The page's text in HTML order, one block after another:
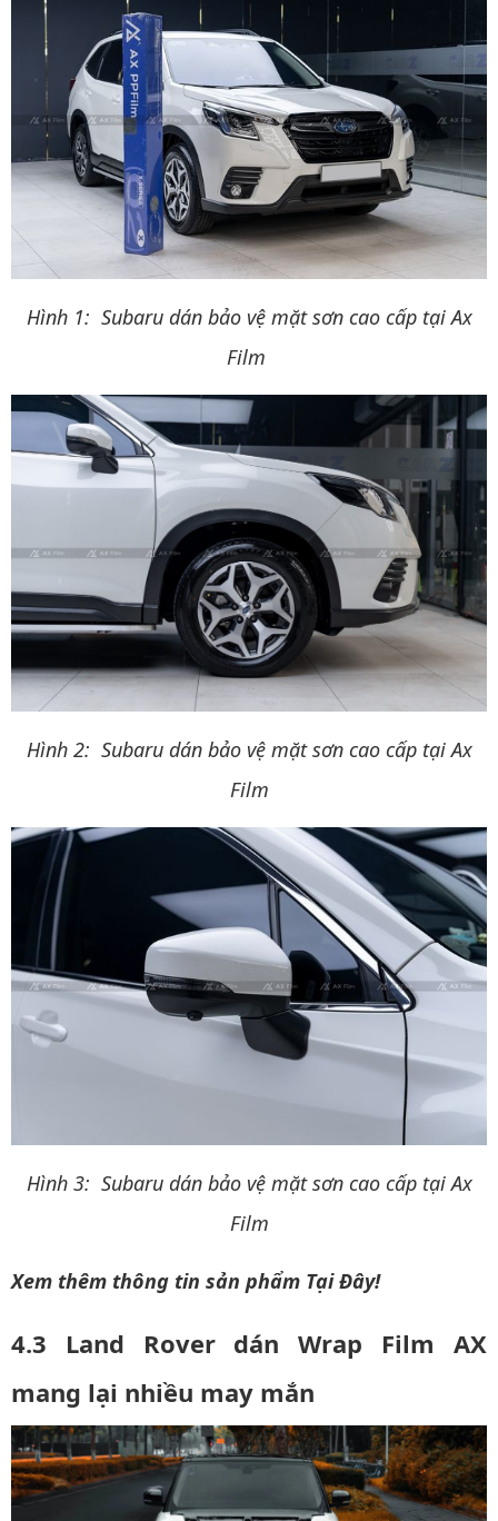
Hình 1: Subaru dán bảo vệ mặt sơn cao cấp tại Ax
Film
Hình 2: Subaru dán bảo vệ mặt sơn cao cấp tại Ax
Film
Hình 3: Subaru dán bảo vệ mặt sơn cao cấp tại Ax
Film
Xem thêm thông tin sản phẩm Tại Đây!
4.3 Land Rover dán Wrap Film AX
mang lại nhiều may mắn